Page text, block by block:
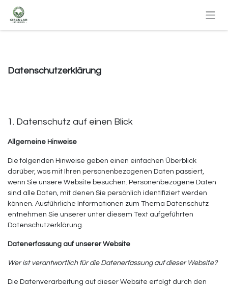
Zum Inhalt springen
Datenschutzerklärung
1. Datenschutz auf einen Blick
Allgemeine Hinweise
Die folgenden Hinweise geben einen einfachen Überblick
darüber, was mit Ihren personenbezogenen Daten passiert,
wenn Sie unsere Website besuchen. Personenbezogene Daten
sind alle Daten, mit denen Sie persönlich identifiziert werden
können. Ausführliche Informationen zum Thema Datenschutz
entnehmen Sie unserer unter diesem Text aufgeführten
Datenschutzerklärung.
Datenerfassung auf unserer Website
Wer ist verantwortlich für die Datenerfassung auf dieser Website?
Die Datenverarbeitung auf dieser Website erfolgt durch den